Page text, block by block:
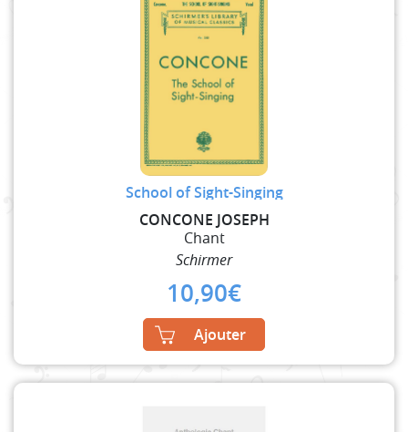
School of Sight-Singing
CONCONE JOSEPH
Chant
Schirmer
10,90€
Ajouter